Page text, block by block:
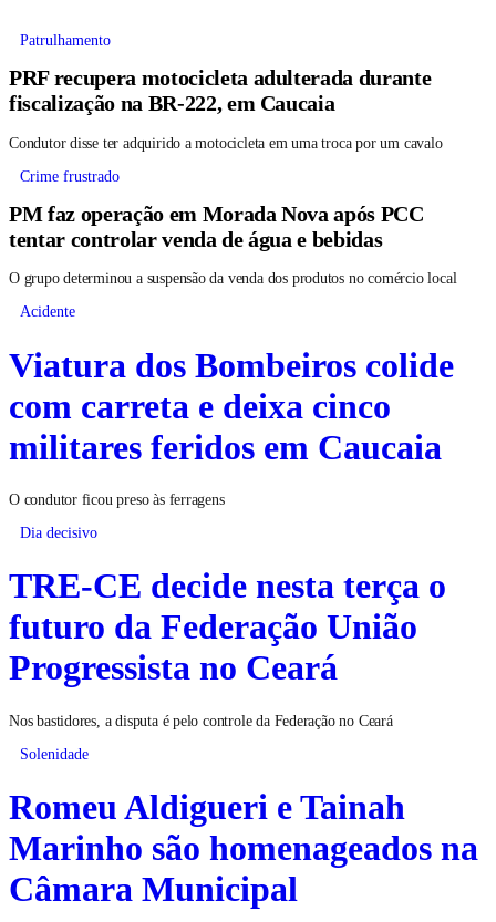
Patrulhamento
PRF recupera motocicleta adulterada durante
fiscalização na BR-222, em Caucaia
Condutor disse ter adquirido a motocicleta em uma troca por um cavalo
Crime frustrado
PM faz operação em Morada Nova após PCC
tentar controlar venda de água e bebidas
O grupo determinou a suspensão da venda dos produtos no comércio local
Acidente
Viatura dos Bombeiros colide
com carreta e deixa cinco
militares feridos em Caucaia
O condutor ficou preso às ferragens
Dia decisivo
TRE-CE decide nesta terça o
futuro da Federação União
Progressista no Ceará
Nos bastidores, a disputa é pelo controle da Federação no Ceará
Solenidade
Romeu Aldigueri e Tainah
Marinho são homenageados na
Câmara Municipal